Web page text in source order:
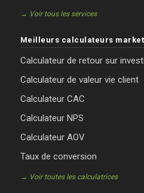
→ Voir tous les services
Meilleurs calculateurs
Calculateur de retour sur
Calculateur de valeur vie client
Calculateur CAC
Calculateur NPS
Calculateur AOV
Taux de conversion
→ Voir toutes les calculatrices